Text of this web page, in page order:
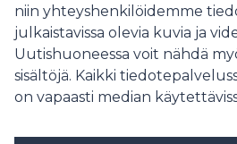
niin yhteyshenkilöidemme
julkaistavissa olevia kuvia ja
Uutishuoneessa voit nähdä
sisältöjä. Kaikki
on vapaasti median